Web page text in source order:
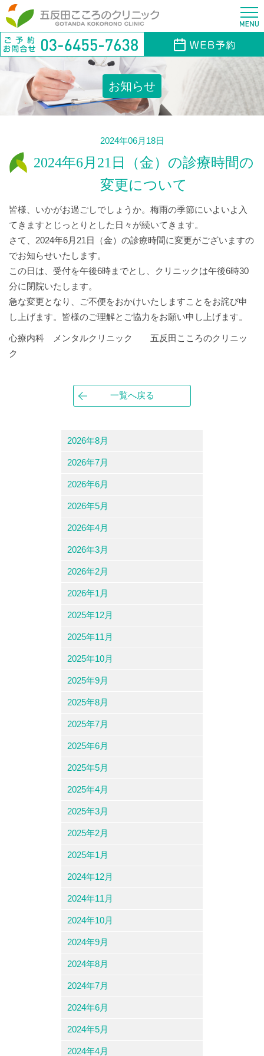
お知らせ
2024年06月18日
2024年6月21日（金）の診療時間の
変更について
皆様、いかがお過ごしでしょうか。梅雨の季節にいよいよ入
てきますとじっとりとした日々が続いてきます。
さて、2024年6月21日（金）の診療時間に変更がございますの
でお知らせいたします。
この日は、受付を午後6時までとし、クリニックは午後6時30
分に閉院いたします。
急な変更となり、ご不便をおかけいたしますことをお詫び申
し上げます。皆様のご理解とご協力をお願い申し上げます。
心療内科 メンタルクリニック 五反田こころのクリニッ
ク
一覧へ戻る
2026年8月
2026年7月
2026年6月
2026年5月
2026年4月
2026年3月
2026年2月
2026年1月
2025年12月
2025年11月
2025年10月
2025年9月
2025年8月
2025年7月
2025年6月
2025年5月
2025年4月
2025年3月
2025年2月
2025年1月
2024年12月
2024年11月
2024年10月
2024年9月
2024年8月
2024年7月
2024年6月
2024年5月
2024年4月